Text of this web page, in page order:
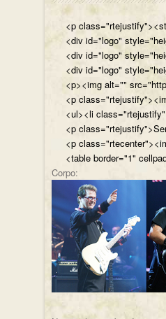
<p
<div id="logo"
<div id="logo"
<div id="logo"
<p><img alt=""
<p
<ul><li
<p
<p
<table border="1"
Corpo: